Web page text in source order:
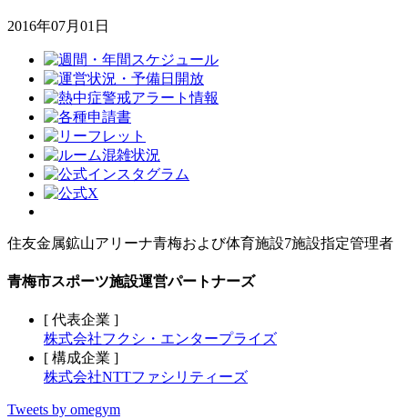
2016年07月01日
住友金属鉱山アリーナ青梅および体育施設7施設指定管理者
青梅市スポーツ施設運営パートナーズ
[ 代表企業 ]
株式会社フクシ・エンタープライズ
[ 構成企業 ]
株式会社NTTファシリティーズ
Tweets by omegym